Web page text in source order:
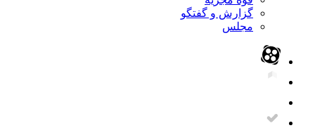
گزارش و گفتگو
مجلس